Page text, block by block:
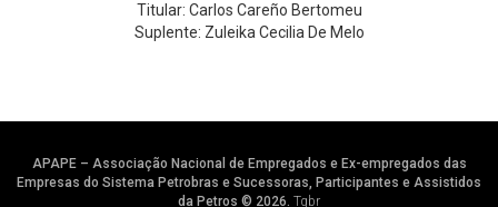
Titular: Carlos Careño Bertomeu
Suplente: Zuleika Cecilia De Melo
APAPE – Associação Nacional de Empregados e Ex-empregados das
Empresas do Sistema Petrobras e Sucessoras, Participantes e Assistidos
da Petros © 2026. Tgbr